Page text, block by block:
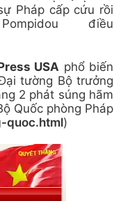
Pháp cấp cứu rồi
điều
USA phổ biến
tường Bộ trưởng
2 phát súng hãm
Quốc phòng Pháp
quoc.html)